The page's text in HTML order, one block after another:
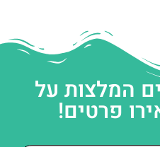
המלצות על
פרטים!